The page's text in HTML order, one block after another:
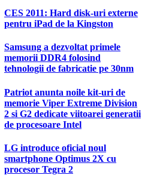
CES 2011: Hard disk-uri externe
pentru iPad de la Kingston
Samsung a dezvoltat primele
memorii DDR4 folosind
tehnologii de fabricatie pe 30nm
Patriot anunta noile kit-uri de
memorie Viper Extreme Division
2 si G2 dedicate viitoarei generatii
de procesoare Intel
LG introduce oficial noul
smartphone Optimus 2X cu
procesor Tegra 2